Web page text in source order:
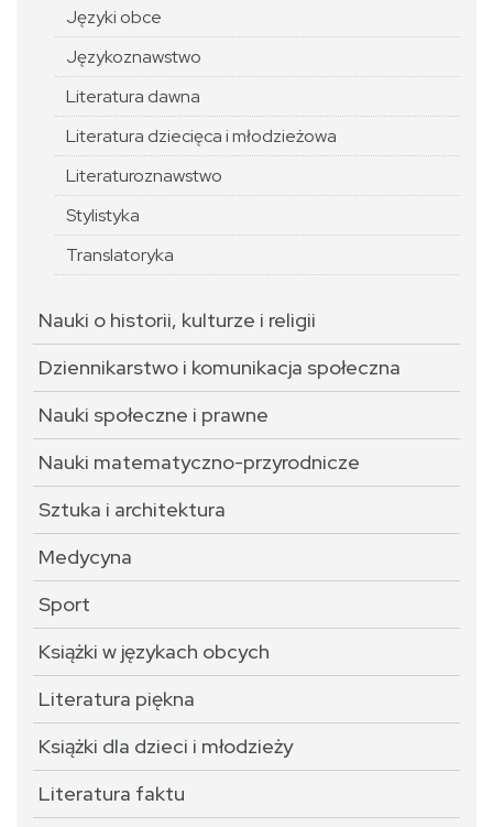
Języki obce
Językoznawstwo
Literatura dawna
Literatura dziecięca i młodzieżowa
Literaturoznawstwo
Stylistyka
Translatoryka
Nauki o historii, kulturze i religii
Dziennikarstwo i komunikacja społeczna
Nauki społeczne i prawne
Nauki matematyczno-przyrodnicze
Sztuka i architektura
Medycyna
Sport
Książki w językach obcych
Literatura piękna
Książki dla dzieci i młodzieży
Literatura faktu